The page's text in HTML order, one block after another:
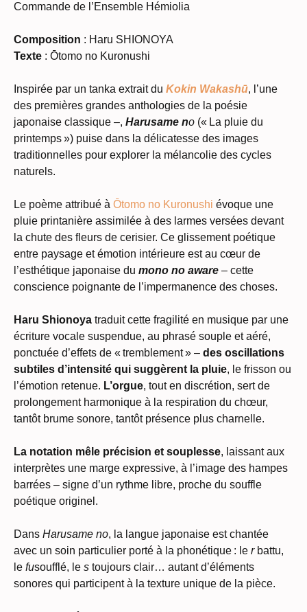
Commande de l’Ensemble Hémiolia
Composition : Haru SHIONOYA
Texte : Ōtomo no Kuronushi
Inspirée par un tanka extrait du Kokin Wakashū, l’une
des premières grandes anthologies de la poésie
japonaise classique –, Harusame no (« La pluie du
printemps ») puise dans la délicatesse des images
traditionnelles pour explorer la mélancolie des cycles
naturels.
Le poème attribué à Ōtomo no Kuronushi évoque une
pluie printanière assimilée à des larmes versées devant
la chute des fleurs de cerisier. Ce glissement poétique
entre paysage et émotion intérieure est au cœur de
l’esthétique japonaise du mono no aware – cette
conscience poignante de l’impermanence des choses.
Haru Shionoya traduit cette fragilité en musique par une
écriture vocale suspendue, au phrasé souple et aéré,
ponctuée d’effets de « tremblement » – des oscillations
subtiles d’intensité qui suggèrent la pluie, le frisson ou
l’émotion retenue. L’orgue, tout en discrétion, sert de
prolongement harmonique à la respiration du chœur,
tantôt brume sonore, tantôt présence plus charnelle.
La notation mêle précision et souplesse, laissant aux
interprètes une marge expressive, à l’image des hampes
barrées – signe d’un rythme libre, proche du souffle
poétique originel.
Dans Harusame no, la langue japonaise est chantée
avec un soin particulier porté à la phonétique : le rbattu,
le fusoufflé, le s toujours clair… autant d’éléments
sonores qui participent à la texture unique de la pièce.